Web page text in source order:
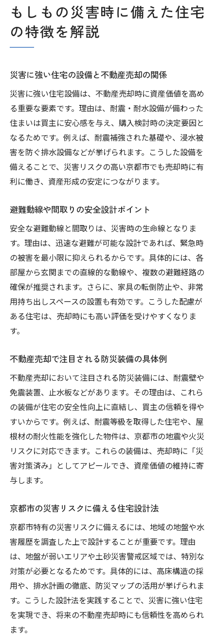
もしもの災害時に備えた住宅
の特徴を解説
災害に強い住宅の設備と不動産売却の関係
災害に強い住宅設備は、不動産売却時に資産価値を高め
る重要な要素です。理由は、耐震・耐水設備が備わった
住まいは買主に安心感を与え、購入検討時の決定要因と
なるためです。例えば、耐震補強された基礎や、浸水被
害を防ぐ排水設備などが挙げられます。こうした設備を
備えることで、災害リスクの高い京都市でも売却時に有
利に働き、資産形成の安定につながります。
避難動線や間取りの安全設計ポイント
安全な避難動線と間取りは、災害時の生命線となりま
す。理由は、迅速な避難が可能な設計であれば、緊急時
の被害を最小限に抑えられるからです。具体的には、各
部屋から玄関までの直線的な動線や、複数の避難経路の
確保が推奨されます。さらに、家具の転倒防止や、非常
用持ち出しスペースの設置も有効です。こうした配慮が
ある住宅は、売却時にも高い評価を受けやすくなりま
す。
不動産売却で注目される防災装備の具体例
不動産売却において注目される防災装備には、耐震壁や
免震装置、止水板などがあります。その理由は、これら
の装備が住宅の安全性向上に直結し、買主の信頼を得や
すいからです。例えば、耐震等級を取得した住宅や、屋
根材の耐火性能を強化した物件は、京都市の地震や火災
リスクに対応できます。これらの装備は、売却時に「災
害対策済み」としてアピールでき、資産価値の維持に寄
与します。
京都市の災害リスクに備える住宅設計法
京都市特有の災害リスクに備えるには、地域の地盤や水
害履歴を調査した上で設計することが重要です。理由
は、地盤が弱いエリアや土砂災害警戒区域では、特別な
対策が必要となるためです。具体的には、高床構造の採
用や、排水計画の徹底、防災マップの活用が挙げられま
す。こうした設計法を実践することで、災害に強い住宅
を実現でき、将来の不動産売却時にも信頼性を高められ
ます。